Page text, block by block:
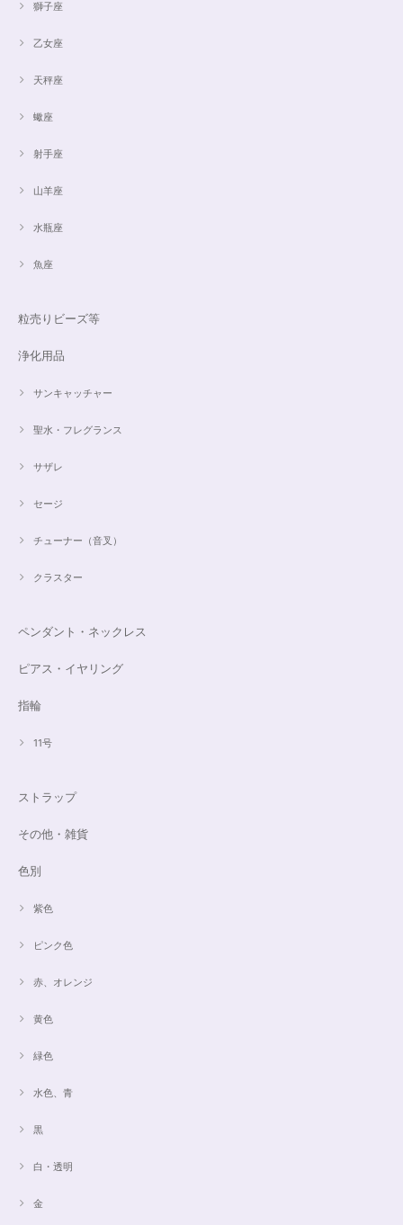
獅子座
乙女座
天秤座
蠍座
射手座
山羊座
水瓶座
魚座
粒売りビーズ等
浄化用品
サンキャッチャー
聖水・フレグランス
サザレ
セージ
チューナー（音叉）
クラスター
ペンダント・ネックレス
ピアス・イヤリング
指輪
11号
ストラップ
その他・雑貨
色別
紫色
ピンク色
赤、オレンジ
黄色
緑色
水色、青
黒
白・透明
金